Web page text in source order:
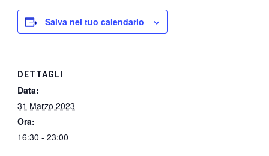
Salva nel tuo calendario
DETTAGLI
Data:
31 Marzo 2023
Ora:
16:30 - 23:00